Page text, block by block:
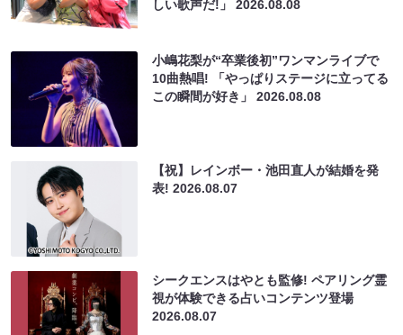
しい歌声だ!」2026.08.08
小嶋花梨が“卒業後初”ワンマンライブで
10曲熱唱! 「やっぱりステージに立ってる
この瞬間が好き」2026.08.08
【祝】レインボー・池田直人が結婚を発
表!2026.08.07
シークエンスはやとも監修! ペアリング霊
視が体験できる占いコンテンツ登場
2026.08.07